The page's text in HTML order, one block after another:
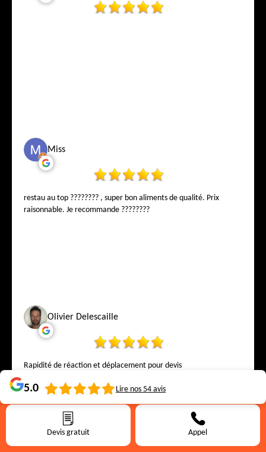
Devis gratuit Appel
Miss
restau au top ???????? , super bon aliments de qualité. Prix
raisonnable. Je recommande ????????
Olivier Delescaille
Rapidité de réaction et déplacement pour devis
5.0 Lire nos 54 avis